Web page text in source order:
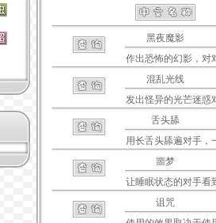
黑夜魔影
作出恐怖的幻影，对
混乱光线
发出怪异的光芒迷惑
舌头舔
用长舌头舔遍对手，
噩梦
让睡眠状态的对手看
诅咒